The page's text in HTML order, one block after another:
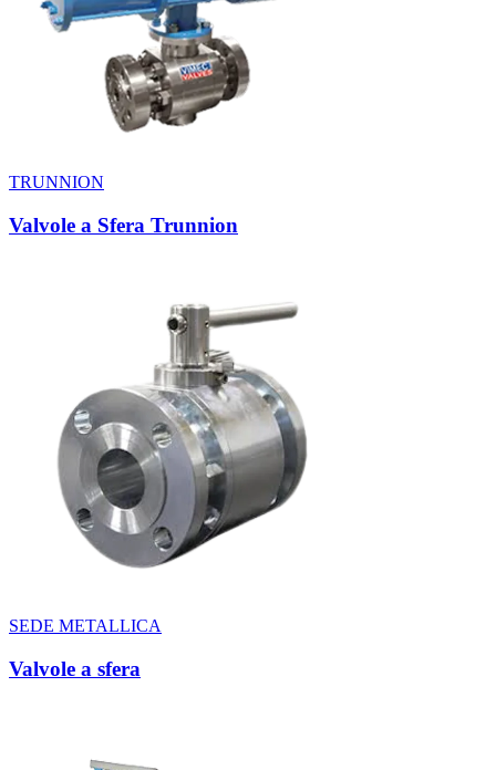
TRUNNION
Valvole a Sfera Trunnion
SEDE METALLICA
Valvole a sfera